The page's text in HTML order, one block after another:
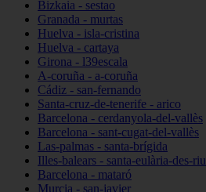
Bizkaia - sestao
Granada - murtas
Huelva - isla-cristina
Huelva - cartaya
Girona - l39escala
A-coruña - a-coruña
Cádiz - san-fernando
Santa-cruz-de-tenerife - arico
Barcelona - cerdanyola-del-vallès
Barcelona - sant-cugat-del-vallès
Las-palmas - santa-brígida
Illes-balears - santa-eulària-des-riu
Barcelona - mataró
Murcia - san-javier